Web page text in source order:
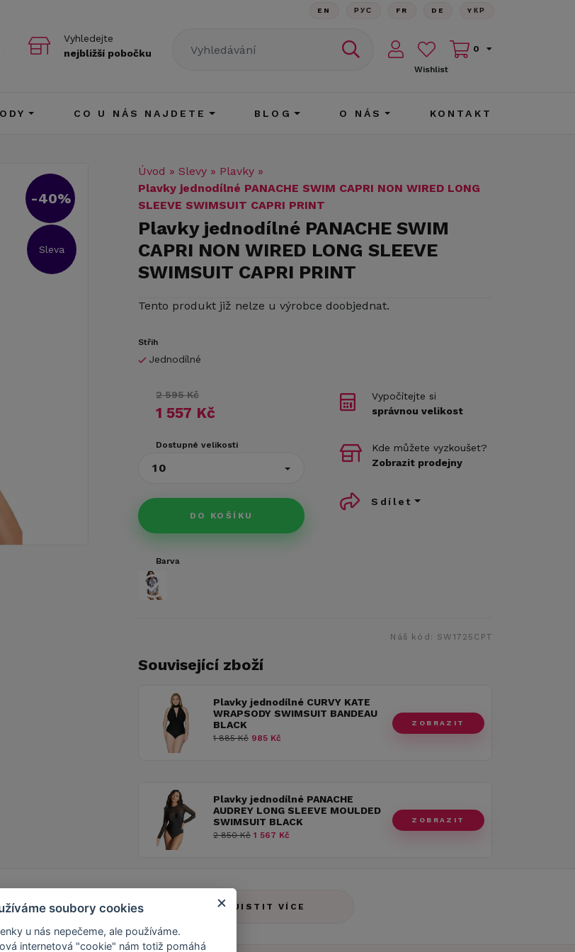
Vyhledejte
nejbližší pobočku
EN РУС FR DE YКР
Wishlist
0
CO U NÁS NAJDETE BLOG O NÁS KONTAKT
-40%
Sleva
Úvod » Slevy » Plavky »
Plavky jednodílné PANACHE SWIM CAPRI NON WIRED LONG
SLEEVE SWIMSUIT CAPRI PRINT
Plavky jednodílné PANACHE SWIM
CAPRI NON WIRED LONG SLEEVE
SWIMSUIT CAPRI PRINT
Tento produkt již nelze u výrobce doobjednat.
Střih
Jednodílné
2 595 Kč
1 557 Kč
Dostupné velikosti
10
DO KOŠÍKU
Vypočítejte si
správnou velikost
Kde můžete vyzkoušet?
Zobrazit prodejny
Sdílet
Barva
Náš kód: SW1725CPT
Související zboží
Plavky jednodílné CURVY KATE
WRAPSODY SWIMSUIT BANDEAU
BLACK
1 885 Kč 985 Kč
ZOBRAZIT
Plavky jednodílné PANACHE
AUDREY LONG SLEEVE MOULDED
SWIMSUIT BLACK
2 850 Kč 1 567 Kč
ZOBRAZIT
Clubu! ZJISTIT VÍCE
soubory cookies
u nás nepečeme, ale používáme.
internetová "cookie" nám totiž pomáhá